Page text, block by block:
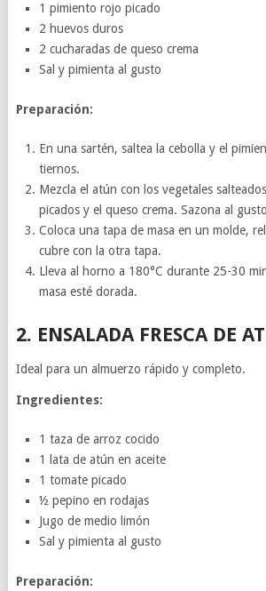
1 pimiento rojo picado
2 huevos duros
2 cucharadas de queso crema
Sal y pimienta al gusto
Preparación:
En una sartén, saltea la cebolla y el
tiernos.
Mezcla el atún con los vegetales
picados y el queso crema. Sazona al
Coloca una tapa de masa en un molde,
cubre con la otra tapa.
Lleva al horno a 180°C durante 25-30
masa esté dorada.
2. ENSALADA FRESCA DE
Ideal para un almuerzo rápido y completo.
Ingredientes:
1 taza de arroz cocido
1 lata de atún en aceite
1 tomate picado
½ pepino en rodajas
Jugo de medio limón
Sal y pimienta al gusto
Preparación: